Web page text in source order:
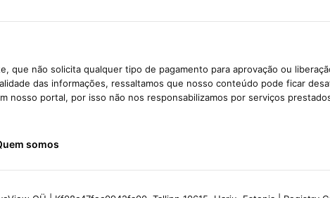
que não solicita qualquer tipo de pagamento para aprovação ou
das informações, ressaltamos que nosso conteúdo pode ficar
nosso portal, por isso não nos responsabilizamos por serviços
somos